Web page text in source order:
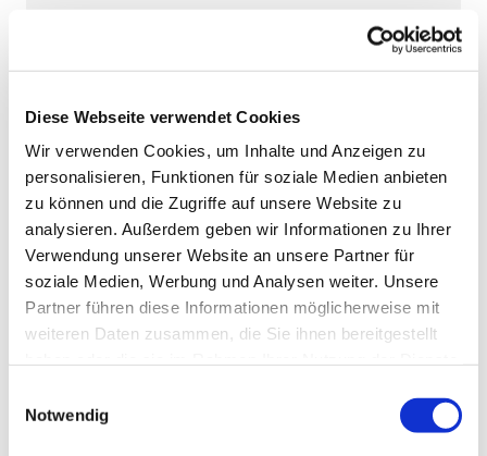
Diese Webseite verwendet Cookies
Wir verwenden Cookies, um Inhalte und Anzeigen zu
personalisieren, Funktionen für soziale Medien anbieten
zu können und die Zugriffe auf unsere Website zu
analysieren. Außerdem geben wir Informationen zu Ihrer
Verwendung unserer Website an unsere Partner für
soziale Medien, Werbung und Analysen weiter. Unsere
Partner führen diese Informationen möglicherweise mit
weiteren Daten zusammen, die Sie ihnen bereitgestellt
Notwendig
St. Josef, Stralsund, Jungfernstieg
3A, 18437 Stralsund